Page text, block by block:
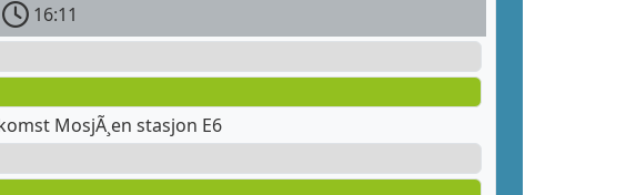
16:11
MosjÃ¸en stasjon E6